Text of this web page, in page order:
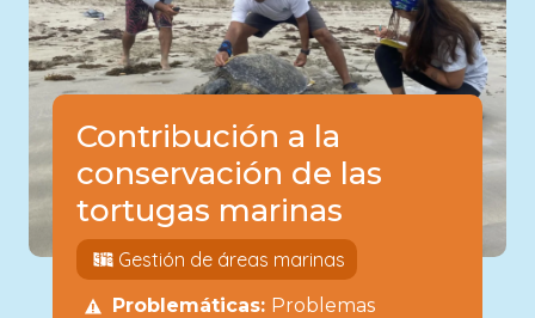
Contribución a la
conservación de las
tortugas marinas
Gestión de áreas marinas
Problemáticas: Problemas